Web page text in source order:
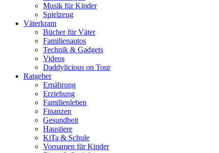
Musik für Kinder
Spielzeug
Väterkram
Bücher für Väter
Familienautos
Technik & Gadgets
Videos
Daddylicious on Tour
Ratgeber
Ernährung
Erziehung
Familienleben
Finanzen
Gesundheit
Haustiere
KiTa & Schule
Vornamen für Kinder